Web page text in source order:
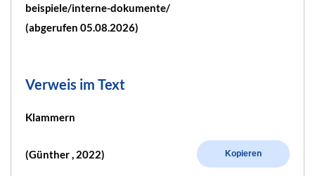
beispiele/interne-dokumente/
(abgerufen 05.08.2026)
Verweis im Text
Klammern
(Günther , 2022) Kopieren